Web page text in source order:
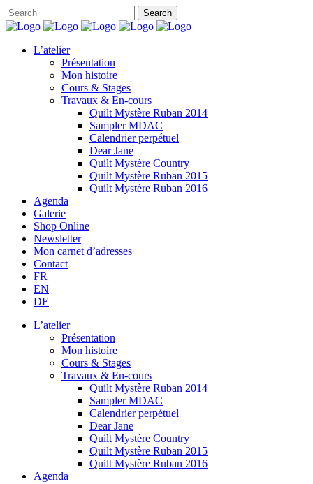
L’atelier
Présentation
Mon histoire
Cours & Stages
Travaux & En-cours
Quilt Mystère Ruban 2014
Sampler MDAC
Calendrier perpétuel
Dear Jane
Quilt Mystère Country
Quilt Mystère Ruban 2015
Quilt Mystère Ruban 2016
Agenda
Galerie
Shop Online
Newsletter
Mon carnet d’adresses
Contact
FR
EN
DE
L’atelier
Présentation
Mon histoire
Cours & Stages
Travaux & En-cours
Quilt Mystère Ruban 2014
Sampler MDAC
Calendrier perpétuel
Dear Jane
Quilt Mystère Country
Quilt Mystère Ruban 2015
Quilt Mystère Ruban 2016
Agenda